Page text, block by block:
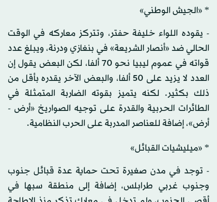
* «الجيش الوطني»
- يقوده اللواء خليفة حفتر، وتتركز معاركه في الوقت
الحالي ضد «أنصار الشريعة» في بنغازي ودرنة، ويبلغ عدد
قواته في عموم ليبيا نحو 70 ألفا، لكن البعض يقول إن
العدد لا يزيد على 50 ألفا، والبعض الآخر يقدره بأقل من
ذلك بكثير. لكنه يتميز بقوته الضاربة المتمثلة في
الطائرات الحربية والقدرة على توجيه الصواريخ «أرض -
أرض»، إضافة للعناصر المدربة على الحرب النظامية.
* «ميليشيات القبائل»
- توجد في مدن صغيرة تحت حماية عدة قبائل جنوب
وجنوب غربي طرابلس، إضافة إلى منطقة سبها في